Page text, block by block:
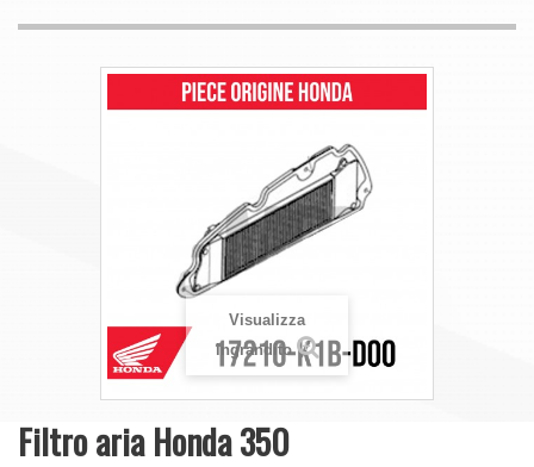
Visualizza
ingrandito
Filtro aria Honda 350